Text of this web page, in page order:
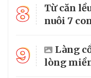
8
Từ căn
nuôi 7
9
Làng
lòng